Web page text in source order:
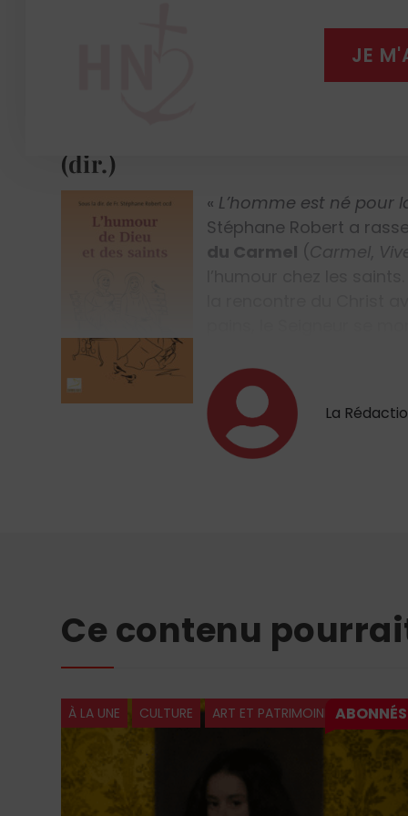
(dir.)
« L’homme est né pour
Stéphane Robert a
du Carmel (Carmel
JE
La
Ce contenu
À LA UNE CULTURE ART ET PATRIMOINE